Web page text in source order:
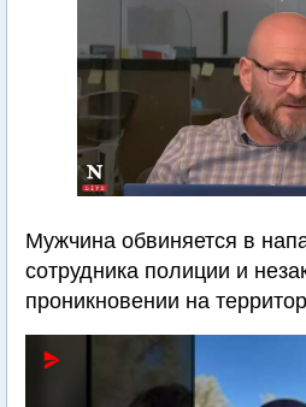
Мужчина обвиняется в
сотрудника полиции и
проникновении на